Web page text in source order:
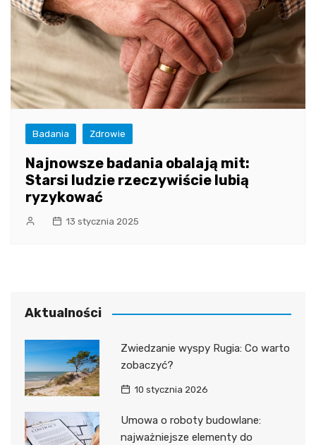
Badania Zdrowie
Najnowsze badania obalają mit:
Starsi ludzie rzeczywiście lubią
ryzykować
13 stycznia 2025
Aktualności
Zwiedzanie wyspy Rugia: Co warto
zobaczyć?
10 stycznia 2026
Umowa o roboty budowlane:
najważniejsze elementy do